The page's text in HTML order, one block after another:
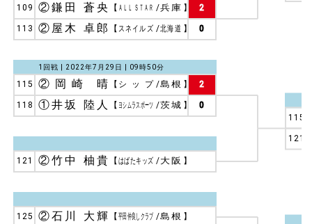
115
121
2
109 ②鎌田 蒼央 【 ＡＬＬ ＳＴＡＲ /兵庫 】
0
113 ②屋木 卓郎 【 スネイルズ /北海道 】
1回戦 | 2022年7月29日 | 09時50分
2
115 ②岡崎 晴 【 シップ /島根 】
0
118 ①井坂 陸人 【 ヨシムラスポーツ /茨城 】
121 ②竹中 柚貴 【 はばたキッズ /大阪 】
125 ②石川 大輝 【 平田仲良しクラブ /島根 】